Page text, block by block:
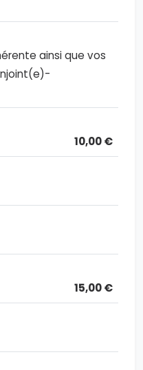
ainsi que vos
10,00 €
15,00 €